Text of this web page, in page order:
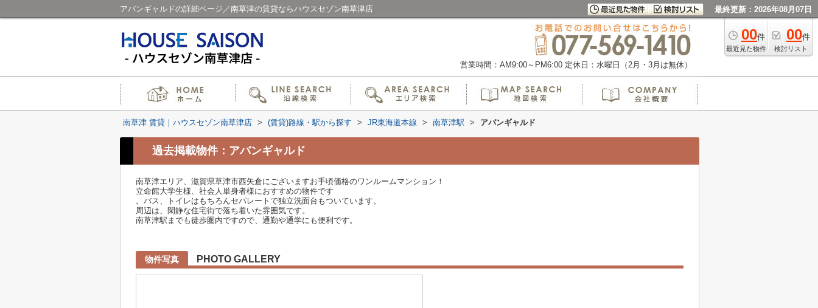
アバンギャルドの詳細ページ／南草津の賃貸ならハウスセゾン南草津店 最終更新：2026年08月07日
00件
最近見た物件
00件
検討リスト
営業時間：AM9:00～PM6:00 定休日：水曜日（2月・3月は無休）
南草津 賃貸｜ハウスセゾン南草津店 > (賃貸)路線・駅から探す > JR東海道本線 > 南草津駅 > アバンギャルド
過去掲載物件：アバンギャルド
南草津エリア、滋賀県草津市西矢倉にございますお手頃価格のワンルームマンション！
立命館大学生様、社会人単身者様におすすめの物件です
。バス、トイレはもちろんセパレートで独立洗面台もついています。
周辺は、閑静な住宅街で落ち着いた雰囲気です。
南草津駅までも徒歩圏内ですので、通勤や通学にも便利です。
物件写真 PHOTO GALLERY